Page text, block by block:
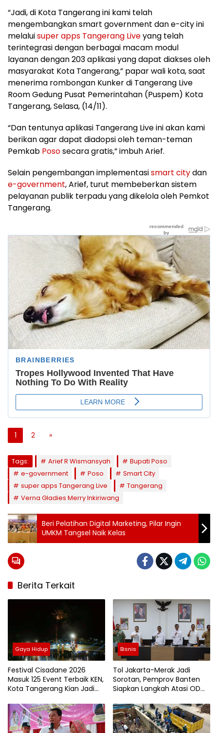
“Jadi, di Kota Tangerang ini kami telah
mengembangkan smart government dan e-city ini
melaluisuper apps Tangerang Liveyang telah
terintegrasi dengan berbagai macam modul
layanan dengan 203 aplikasi yang dapat diakses oleh
masyarakat Kota Tangerang,” papar wali kota, saat
menerima rombongan Kunker di Tangerang Live
Room Gedung Pusat Pemerintahan (Puspem) Kota
Tangerang, Selasa, (14/11).
“Dan tentunya aplikasi Tangerang Live ini akan kami
berikan agar dapat diadopsi oleh teman-teman
Pemkab Pososecara gratis,” imbuh Arief.
Selain pengembangan implementasismart citydan
e-government, Arief, turut membeberkan sistem
pelayanan publik terpadu yang dikelola oleh Pemkot
Tangerang.
1 2 »
Tags: Arief R Wismansyah
Bupati Poso
e-government
Poso
Smart City
super apps Tangerang Live
Tangerang
Verna Gladies Merry Inkiriwang
Beri Pelatihan Digital Marketing, Pilar Ingin
UMKM Tangsel Naik Kelas
Berita Terkait
Gaya Hidup
Festival Cisadane 2026
Masuk 125 Event Terbaik KEN,
Kota Tangerang Kian Jadi
Bisnis
Tol Jakarta-Merak Jadi
Sorotan, Pemprov Banten
Siapkan Langkah Atasi ODOL